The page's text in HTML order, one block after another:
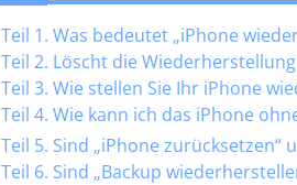
Teil 1. Was bedeutet „iPhone
Teil 2. Löscht die
Teil 3. Wie stellen Sie Ihr iPhone
Teil 4. Wie kann ich das iPhone
Teil 5. Sind „iPhone zurücksetzen“
Teil 6. Sind „Backup